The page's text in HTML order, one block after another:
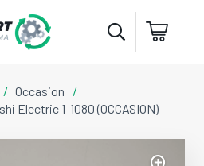
/ Occasion
/
Electric 1-1080 (OCCASION)